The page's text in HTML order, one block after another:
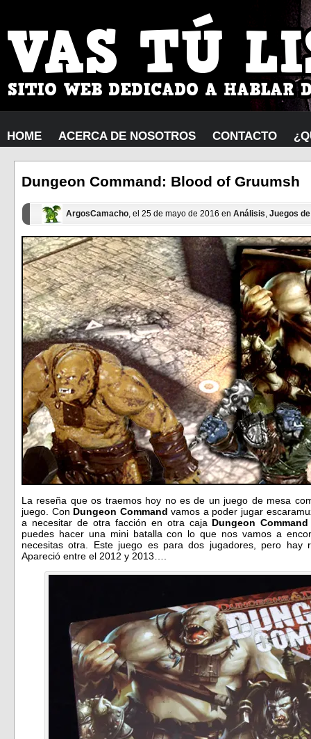
HOME ACERCA DE NOSOTROS CONTACTO
Dungeon Command: Blood of Gruumsh
ArgosCamacho, el 25 de mayo de 2016 en Análisis, Juegos
La reseña que os traemos hoy no es de un juego de mesa
juego. Con Dungeon Command vamos a poder jugar
a necesitar de otra facción en otra caja Dungeon Command
puedes hacer una mini batalla con lo que nos vamos a
necesitas otra. Este juego es para dos jugadores, pero
Apareció entre el 2012 y 2013….